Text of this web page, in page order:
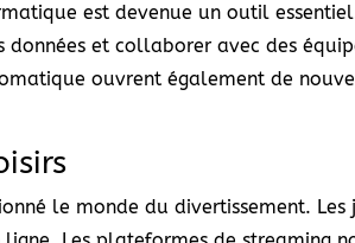
est devenue un outil
et collaborer avec des
ouvrent également de
le monde du divertissement.